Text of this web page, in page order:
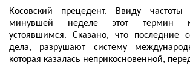
Косовский прецедент. Ввиду
минувшей неделе этот термин
устоявшимся. Сказано, что последние
дела, разрушают систему
которая казалась неприкосновенной,